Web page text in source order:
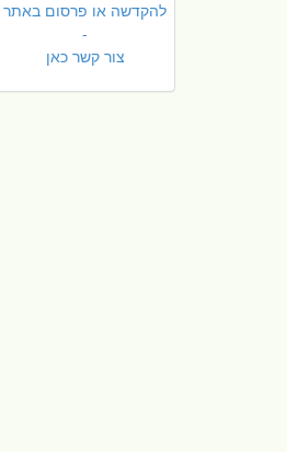
להקדשה או פרסום באתר
-
צור קשר כאן